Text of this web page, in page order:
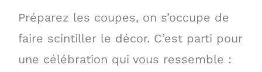
Préparez les coupes, on s’occupe de
faire scintiller le décor. C’est parti pour
une célébration qui vous ressemble :